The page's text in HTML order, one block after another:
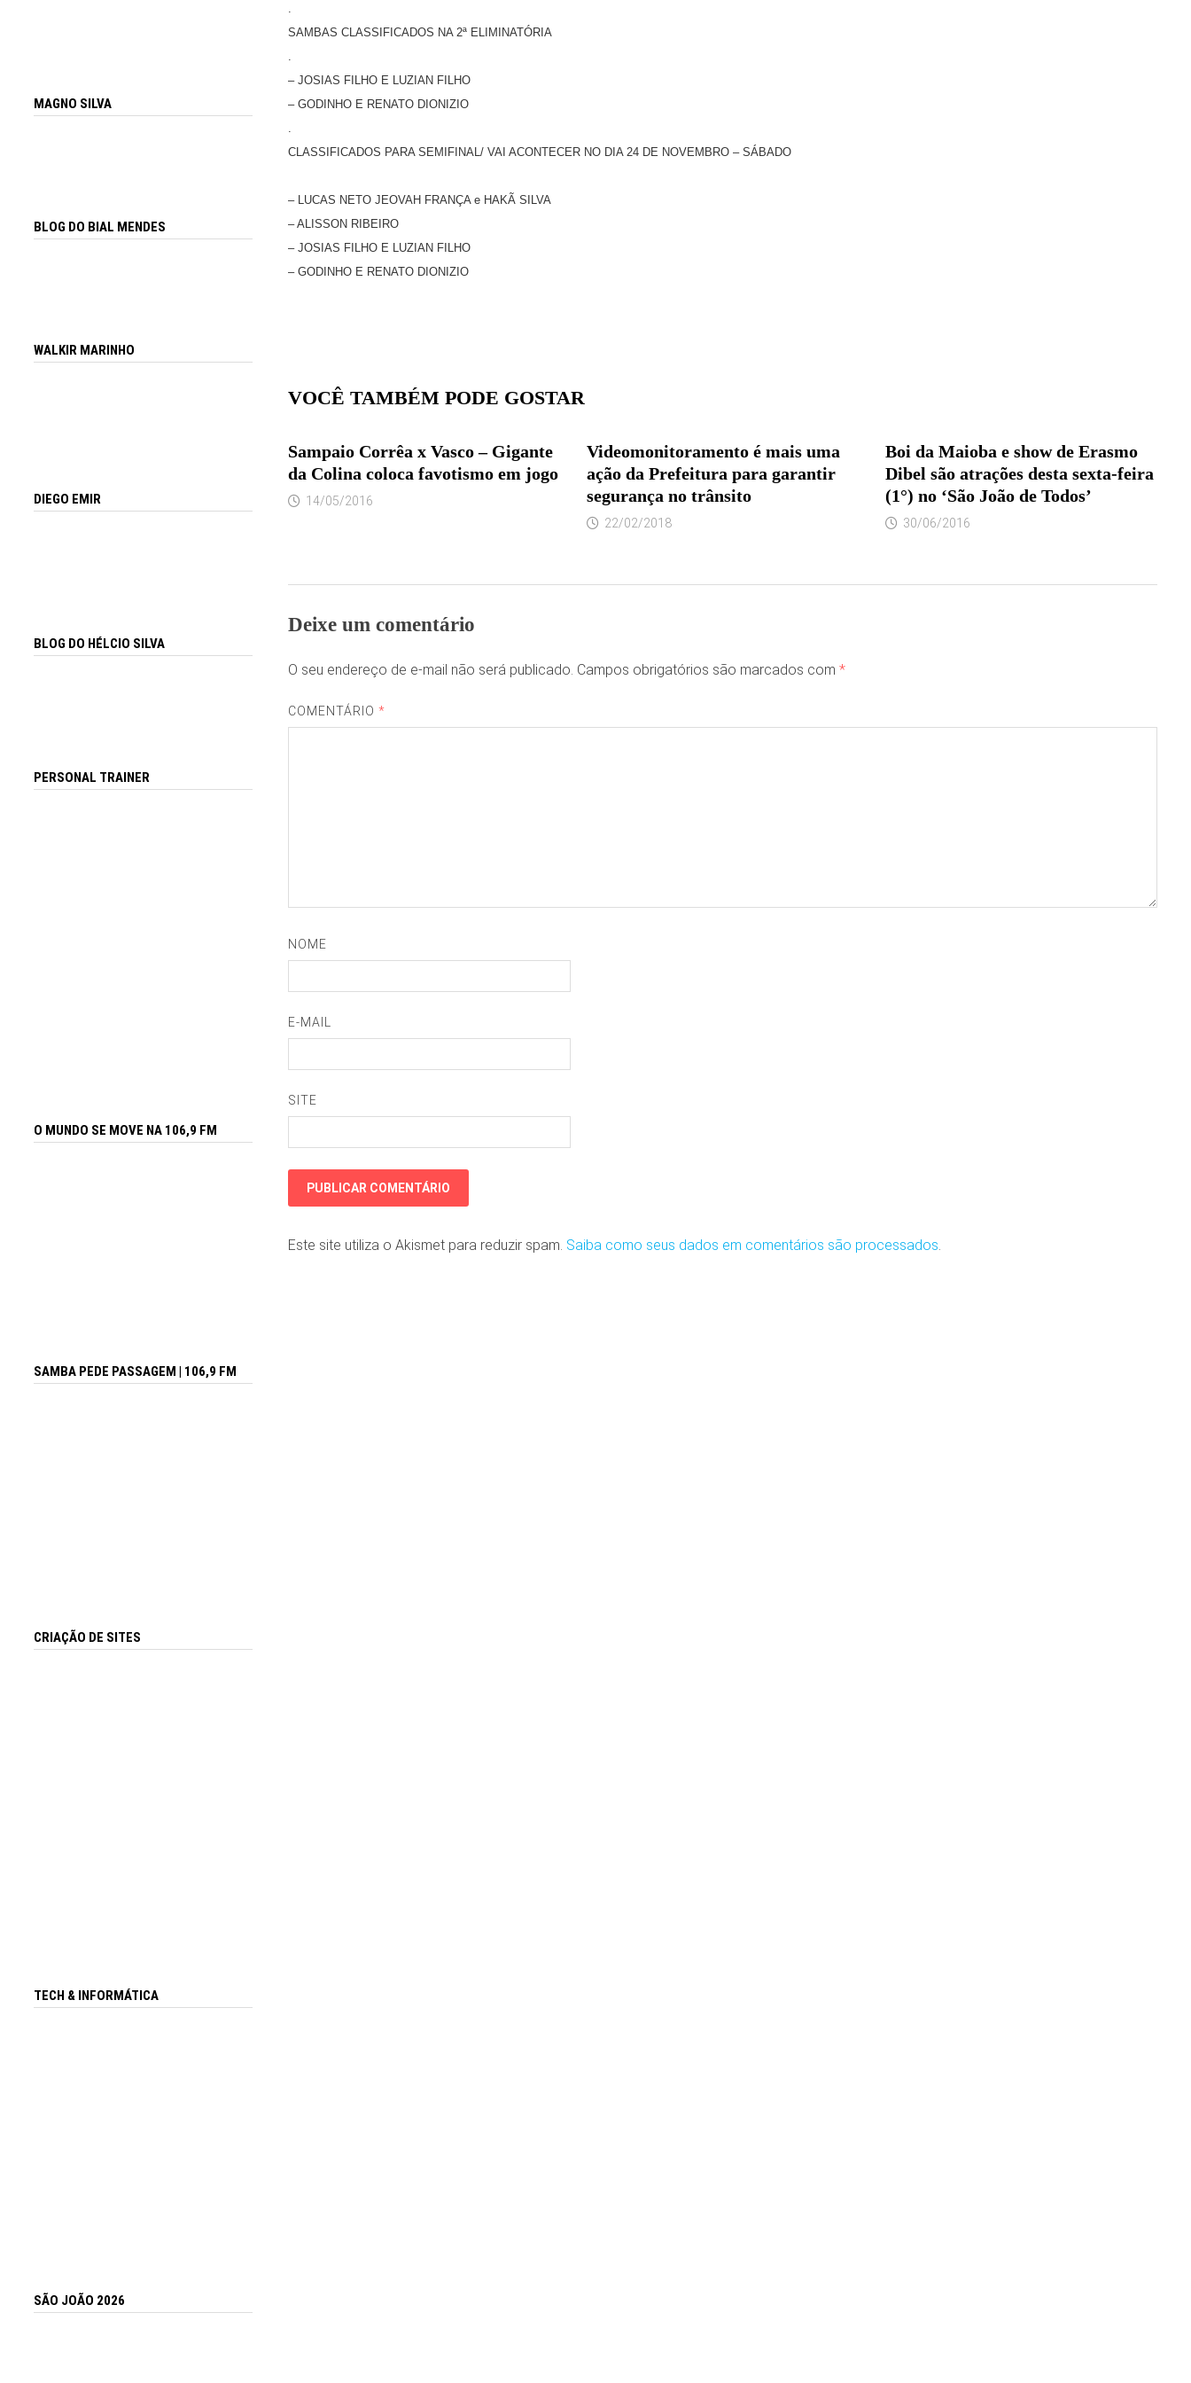
.
SAMBAS CLASSIFICADOS NA 2ª ELIMINATÓRIA
.
– JOSIAS FILHO E LUZIAN FILHO
– GODINHO E RENATO DIONIZIO
.
CLASSIFICADOS PARA SEMIFINAL/ VAI ACONTECER NO DIA 24 DE NOVEMBRO – SÁBADO
– LUCAS NETO JEOVAH FRANÇA e HAKÃ SILVA
– ALISSON RIBEIRO
– JOSIAS FILHO E LUZIAN FILHO
– GODINHO E RENATO DIONIZIO
VOCÊ TAMBÉM PODE GOSTAR
Sampaio Corrêa x Vasco – Gigante
da Colina coloca favotismo em jogo
14/05/2016
Videomonitoramento é mais uma
ação da Prefeitura para garantir
segurança no trânsito
22/02/2018
Boi da Maioba e show de Erasmo
Dibel são atrações desta sexta-feira
(1°) no ‘São João de Todos’
30/06/2016
Deixe um comentário
O seu endereço de e-mail não será publicado. Campos obrigatórios são marcados com *
COMENTÁRIO*
NOME
E-MAIL
SITE
Este site utiliza o Akismet para reduzir spam. Saiba como seus dados em comentários são processados.
MAGNO SILVA
BLOG DO BIAL MENDES
WALKIR MARINHO
DIEGO EMIR
BLOG DO HÉLCIO SILVA
PERSONAL TRAINER
O MUNDO SE MOVE NA 106,9 FM
SAMBA PEDE PASSAGEM | 106,9 FM
CRIAÇÃO DE SITES
TECH & INFORMÁTICA
SÃO JOÃO 2026